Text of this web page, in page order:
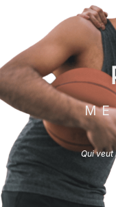
Qui veut